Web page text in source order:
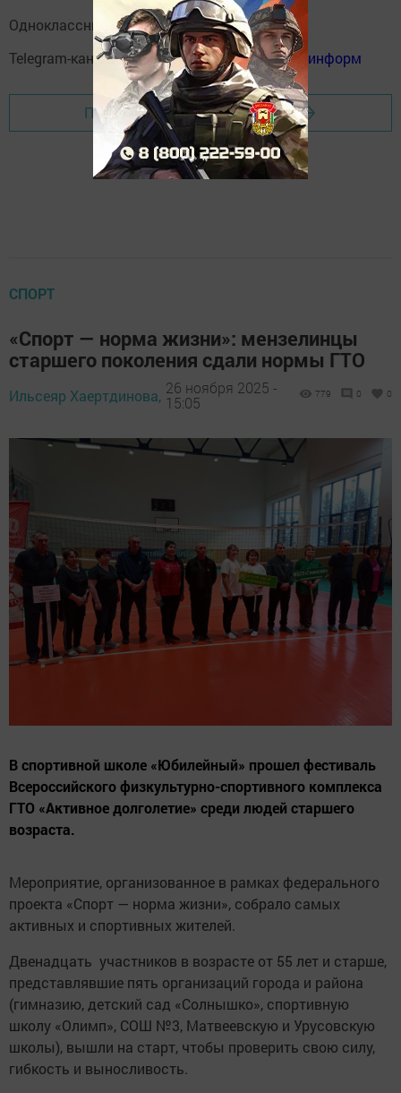
Одноклассники:ok.ru/menzelinsk
Telegram-канал:Мензелинск news - Мензеля-информ
Перейти на страницу новости
СПОРТ
«Спорт — норма жизни»: мензелинцы
старшего поколения сдали нормы ГТО
Ильсеяр Хаертдинова, 26 ноября 2025 -
15:05
779 0 0
В спортивной школе «Юбилейный» прошел фестиваль
Всероссийского физкультурно-спортивного комплекса
ГТО «Активное долголетие» среди людей старшего
возраста.
Мероприятие, организованное в рамках федерального
проекта «Спорт — норма жизни», собрало самых
активных и спортивных жителей.
Двенадцать участников в возрасте от 55 лет и старше,
представлявшие пять организаций города и района
(гимназию, детский сад «Солнышко», спортивную
школу «Олимп», СОШ №3, Матвеевскую и Урусовскую
школы), вышли на старт, чтобы проверить свою силу,
гибкость и выносливость.